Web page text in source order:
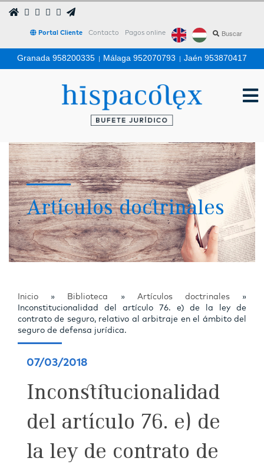
Portal Cliente Contacto Pagos online
Granada 958200335 | Málaga 952070793 | Jaén 953870417
Artículos doctrinales
Inicio » Biblioteca » Artículos doctrinales»
Inconstitucionalidad del artículo 76. e) de la ley de
contrato de seguro, relativo al arbitraje en el ámbito del
seguro de defensa jurídica.
07/03/2018
Inconstitucionalidad
del artículo 76. e) de
la ley de contrato de